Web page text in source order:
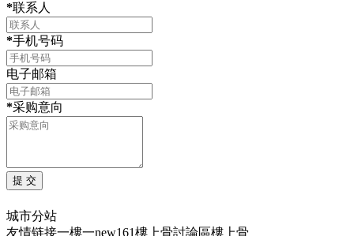
*联系人
*手机号码
电子邮箱
*采购意向
城市分站
友情链接一樓一new161樓上骨討論區樓上骨